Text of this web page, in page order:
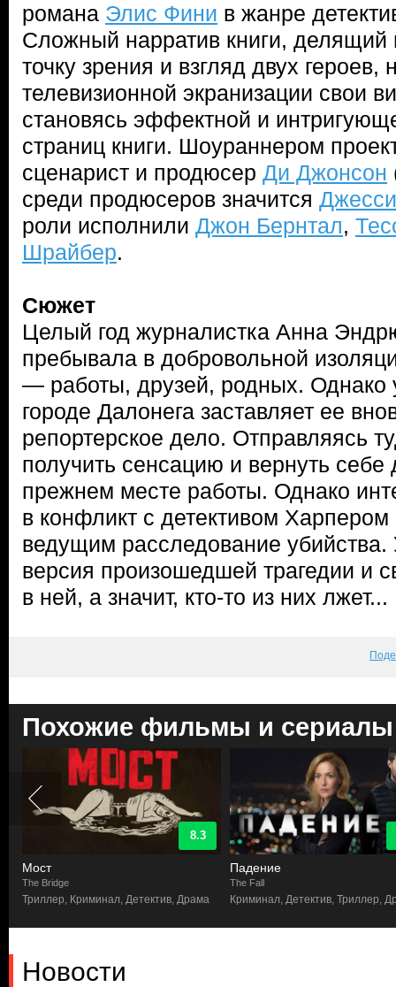
романа Элис Фини в жанре
Сложный нарратив книги, делящий
точку зрения и взгляд двух героев,
телевизионной экранизации свои
становясь эффектной и
страниц книги. Шоураннером
сценарист и продюсер Ди Джонсон
среди продюсеров значится
роли исполнили Джон Бернтал,
Шрайбер.
Сюжет
Целый год журналистка Анна
пребывала в добровольной
— работы, друзей, родных. Однако
городе Далонега заставляет ее
репортерское дело. Отправляясь
получить сенсацию и вернуть себе
прежнем месте работы. Однако
в конфликт с детективом Харпером
ведущим расследование
версия произошедшей трагедии и
в ней, а значит, кто-то из них лжет...
Похожие фильмы и сериалы
8.3
Мост
The Bridge
Триллер, Криминал, Детектив, Драма
Падение
The Fall
Криминал, Детектив, Триллер,
Новости